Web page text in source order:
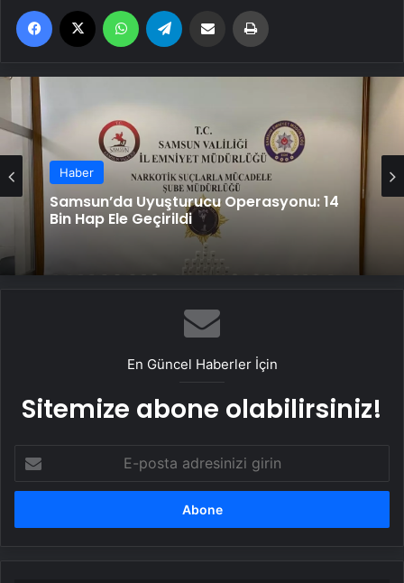
Facebook WhatsApp Email'den paylaş
Haber
Samsun’da Uyuşturucu Operasyonu: 14
Bin Hap Ele Geçirildi
En Güncel Haberler İçin
Sitemize abone olabilirsiniz!
posta
adresinizi